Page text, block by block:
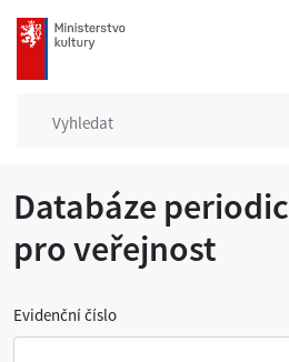
mkcr.cz
Databáze
pro veřejnost
Evidenční číslo